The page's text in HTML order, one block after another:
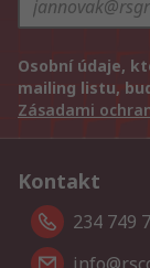
Osobní údaje,
mailing listu,
Zásadami
Kontakt
234 749